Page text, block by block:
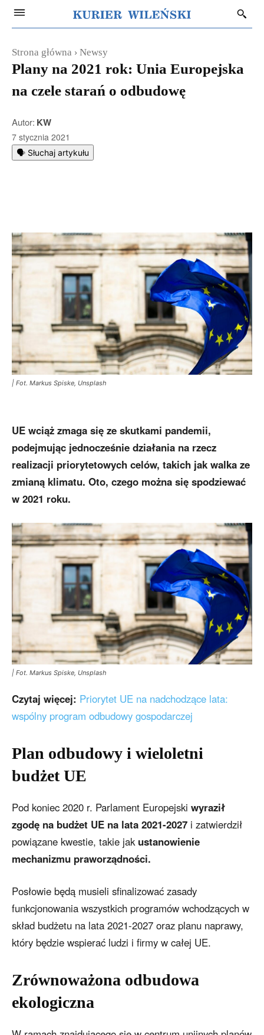
Strona główna Newsy
Plany na 2021 rok: Unia Europejska
na czele starań o odbudowę
Autor: KW
7 stycznia 2021
🗣️ Słuchaj artykułu
| Fot. Markus Spiske, Unsplash
UE wciąż zmaga się ze skutkami pandemii,
podejmując jednocześnie działania na rzecz
realizacji priorytetowych celów, takich jak walka ze
zmianą klimatu. Oto, czego można się spodziewać
w 2021 roku.
| Fot. Markus Spiske, Unsplash
Czytaj więcej: Priorytet UE na nadchodzące lata:
wspólny program odbudowy gospodarczej
Plan odbudowy i wieloletni
budżet UE
Pod koniec 2020 r. Parlament Europejski wyraził
zgodę na budżet UE na lata 2021-2027 i zatwierdził
powiązane kwestie, takie jak ustanowienie
mechanizmu praworządności.
Posłowie będą musieli sfinalizować zasady
funkcjonowania wszystkich programów wchodzących w
skład budżetu na lata 2021-2027 oraz planu naprawy,
który będzie wspierać ludzi i firmy w całej UE.
Zrównoważona odbudowa
ekologiczna